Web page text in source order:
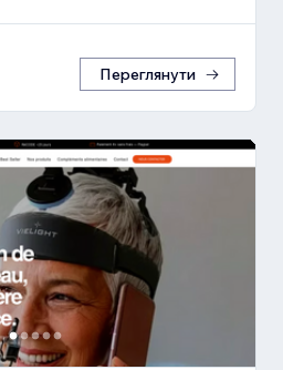
Переглянути